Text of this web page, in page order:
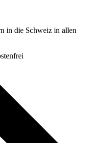
in die Schweiz in allen